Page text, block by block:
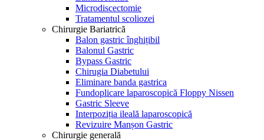
Microdiscectomie
Tratamentul scoliozei
Chirurgie Bariatrică
Balon gastric înghițibil
Balonul Gastric
Bypass Gastric
Chirugia Diabetului
Eliminare banda gastrica
Fundoplicare laparoscopică Floppy Nissen
Gastric Sleeve
Interpoziția ileală laparoscopică
Revizuire Manșon Gastric
Chirurgie generală